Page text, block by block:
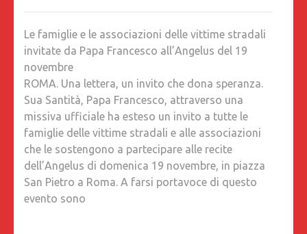
Le famiglie e le associazioni delle vittime stradali
invitate da Papa Francesco all’Angelus del 19
novembre
ROMA. Una lettera, un invito che dona speranza.
Sua Santità, Papa Francesco, attraverso una
missiva ufficiale ha esteso un invito a tutte le
famiglie delle vittime stradali e alle associazioni
che le sostengono a partecipare alle recite
dell’Angelus di domenica 19 novembre, in piazza
San Pietro a Roma. A farsi portavoce di questo
evento sono